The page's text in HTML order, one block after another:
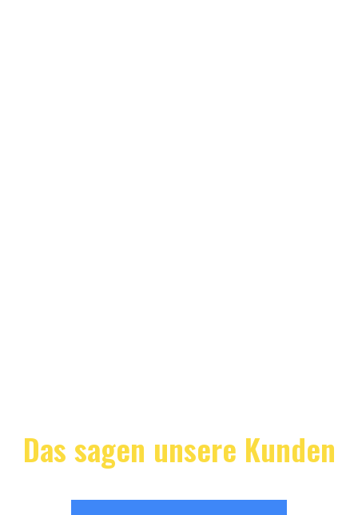
Das sagen unsere Kunden